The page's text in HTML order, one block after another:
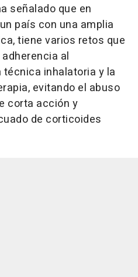
señalado que en
país con una amplia
tiene varios retos que
al
inhalatoria y la
evitando el abuso
corta acción y
de corticoides